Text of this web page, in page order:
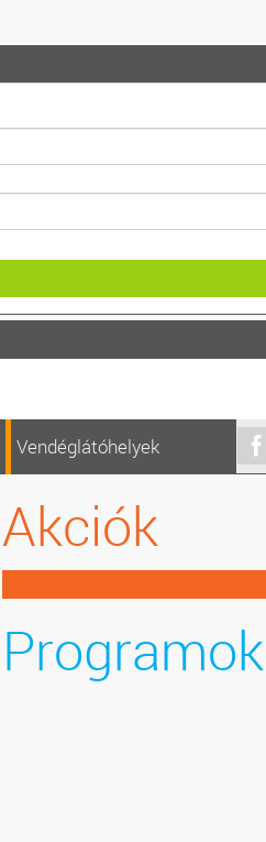
Vendéglátóhelyek
Akciók
Programok